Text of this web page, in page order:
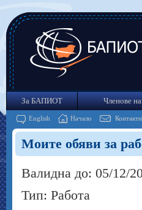
За БАПИОТ Членове
English Начало Контакти
Моите обяви за
Валидна до: 05/12/
Тип: Работа